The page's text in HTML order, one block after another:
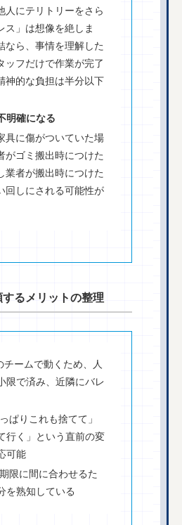
人にテリトリーをさら
ス」は想像を絶しま
なら、事情を理解した
ッフだけで作業が完了
神的な負担は半分以下
明確になる
具に傷がついていた場
がゴミ搬出時につけた
業者が搬出時につけた
回しにされる可能性が
るメリットの整理
チームで動くため、人
限で済み、近隣にバレ
ぱりこれも捨てて」
行く」という直前の変
可能
限に間に合わせるた
を熟知している